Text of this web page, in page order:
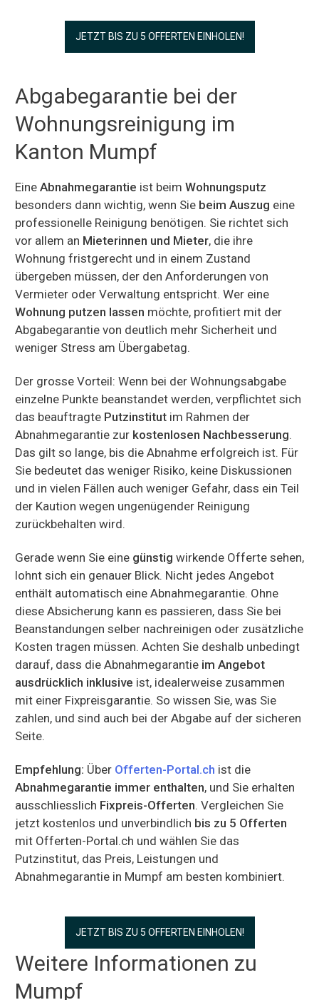
JETZT BIS ZU 5 OFFERTEN EINHOLEN!
Abgabegarantie bei der
Wohnungsreinigung im
Kanton Mumpf
Eine Abnahmegarantie ist beim Wohnungsputz
besonders dann wichtig, wenn Sie beim Auszug eine
professionelle Reinigung benötigen. Sie richtet sich
vor allem an Mieterinnen und Mieter, die ihre
Wohnung fristgerecht und in einem Zustand
übergeben müssen, der den Anforderungen von
Vermieter oder Verwaltung entspricht. Wer eine
Wohnung putzen lassen möchte, profitiert mit der
Abgabegarantie von deutlich mehr Sicherheit und
weniger Stress am Übergabetag.
Der grosse Vorteil: Wenn bei der Wohnungsabgabe
einzelne Punkte beanstandet werden, verpflichtet sich
das beauftragte Putzinstitut im Rahmen der
Abnahmegarantie zur kostenlosen Nachbesserung.
Das gilt so lange, bis die Abnahme erfolgreich ist. Für
Sie bedeutet das weniger Risiko, keine Diskussionen
und in vielen Fällen auch weniger Gefahr, dass ein Teil
der Kaution wegen ungenügender Reinigung
zurückbehalten wird.
Gerade wenn Sie eine günstig wirkende Offerte sehen,
lohnt sich ein genauer Blick. Nicht jedes Angebot
enthält automatisch eine Abnahmegarantie. Ohne
diese Absicherung kann es passieren, dass Sie bei
Beanstandungen selber nachreinigen oder zusätzliche
Kosten tragen müssen. Achten Sie deshalb unbedingt
darauf, dass die Abnahmegarantie im Angebot
ausdrücklich inklusive ist, idealerweise zusammen
mit einer Fixpreisgarantie. So wissen Sie, was Sie
zahlen, und sind auch bei der Abgabe auf der sicheren
Seite.
Empfehlung: Über Offerten-Portal.ch ist die
Abnahmegarantie immer enthalten, und Sie erhalten
ausschliesslich Fixpreis-Offerten. Vergleichen Sie
jetzt kostenlos und unverbindlich bis zu 5 Offerten
mit Offerten-Portal.ch und wählen Sie das
Putzinstitut, das Preis, Leistungen und
Abnahmegarantie in Mumpf am besten kombiniert.
JETZT BIS ZU 5 OFFERTEN EINHOLEN!
Weitere Informationen zu
Mumpf